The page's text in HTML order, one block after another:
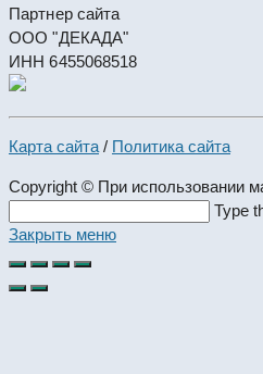
Партнер сайта
ООО "ДЕКАДА"
ИНН 6455068518
Карта сайта / Политика сайта
Copyright © При использовании
this
website
Type
Закрыть меню